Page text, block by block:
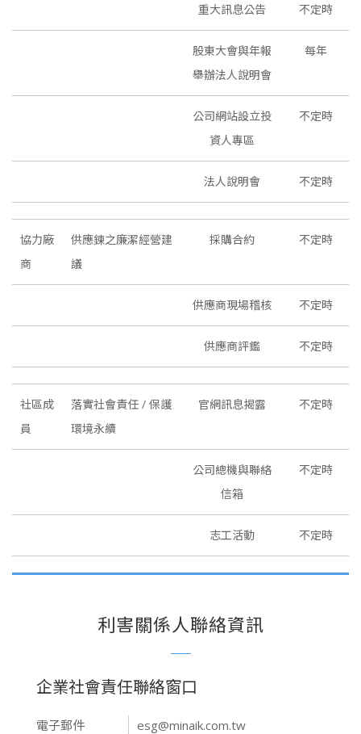
重大訊息公告 不定時
股東大會與年報
舉辦法人說明會
每年
公司網站設立投
資人專區
不定時
法人說明會 不定時
協力廠
商
供應鍊之廉潔經營建
議
採購合約 不定時
供應商現場稽核 不定時
供應商評鑑 不定時
社區成
員
落實社會責任 / 保護
環境永續
官網訊息揭露 不定時
公司總機與聯絡
信箱
不定時
志工活動 不定時
利害關係人聯絡資訊
企業社會責任聯絡窗口
電子郵件
esg@minaik.com.tw